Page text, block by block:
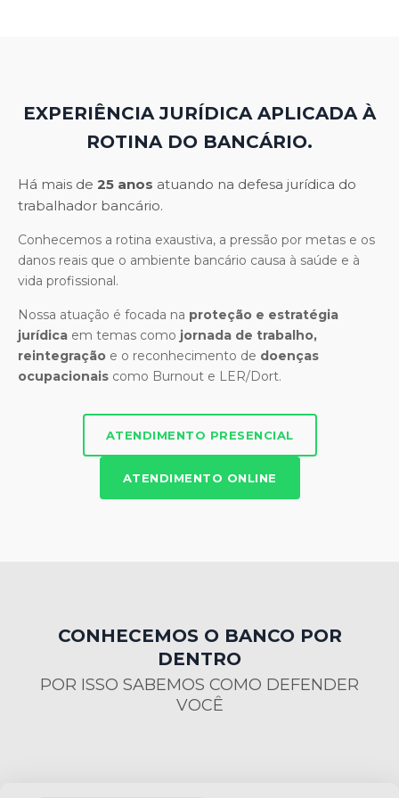
EXPERIÊNCIA JURÍDICA APLICADA À
ROTINA DO BANCÁRIO.
Há mais de 25 anos atuando na defesa jurídica do
trabalhador bancário.
Conhecemos a rotina exaustiva, a pressão por metas e os
danos reais que o ambiente bancário causa à saúde e à
vida profissional.
Nossa atuação é focada na proteção e estratégia
jurídica em temas como jornada de trabalho,
reintegração e o reconhecimento de doenças
ocupacionais como Burnout e LER/Dort.
ATENDIMENTO PRESENCIAL
ATENDIMENTO ONLINE
CONHECEMOS O BANCO POR
DENTRO
POR ISSO SABEMOS COMO DEFENDER
VOCÊ